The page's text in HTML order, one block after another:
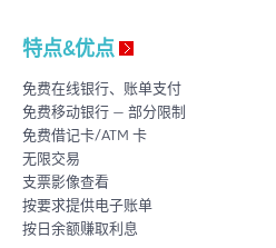
特点&优点
免费在线银行、账单支付
免费移动银行 — 部分限制
免费借记卡/ATM 卡
无限交易
支票影像查看
按要求提供电子账单
按日余额赚取利息